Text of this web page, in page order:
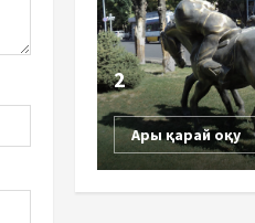
2
Ары қарай оқу